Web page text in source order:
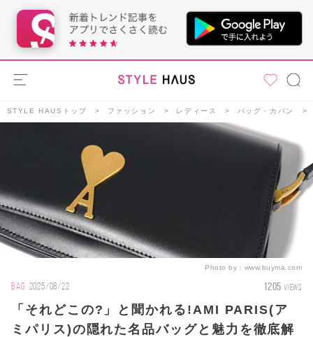
STYLE HAUSトップ ファッション レディース バッグ・カバン
Photo by： www.buyma.com
BAG 2025/08/22 1205 VIEWS
「それどこの?」と聞かれる!AMI PARIS(ア
ミパリス)の隠れた名品バッグと魅力を徹底解